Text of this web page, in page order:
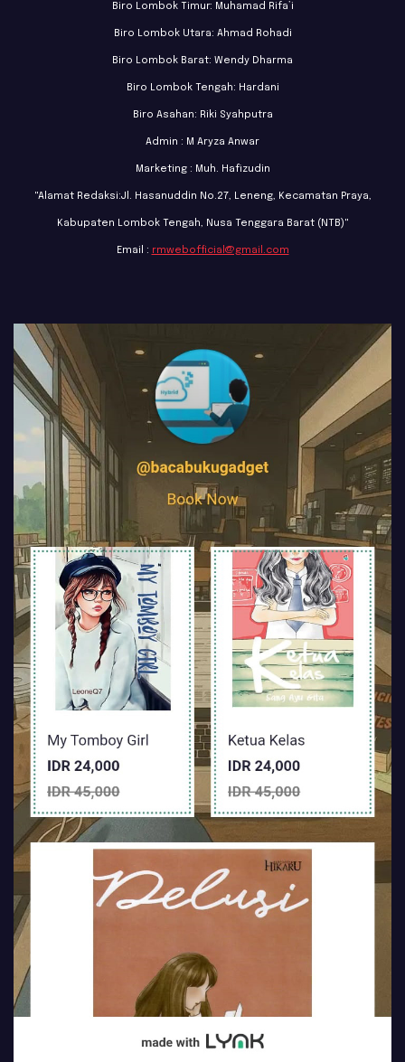
Biro Lombok Timur: Muhamad Rifa’i
Biro Lombok Utara: Ahmad Rohadi
Biro Lombok Barat: Wendy Dharma
Biro Lombok Tengah: Hardani
Biro Asahan: Riki Syahputra
Admin : M Aryza Anwar
Marketing : Muh. Hafizudin
"Alamat Redaksi:Jl. Hasanuddin No.27, Leneng, Kecamatan Praya,
Kabupaten Lombok Tengah, Nusa Tenggara Barat (NTB)"
Email : rmwebofficial@gmail.com